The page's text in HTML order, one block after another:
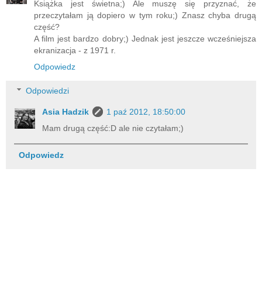
Książka jest świetna;) Ale muszę się przyznać, że
przeczytałam ją dopiero w tym roku;) Znasz chyba drugą
część?
A film jest bardzo dobry;) Jednak jest jeszcze wcześniejsza
ekranizacja - z 1971 r.
Odpowiedz
Odpowiedzi
Asia Hadzik
1 paź 2012, 18:50:00
Mam drugą część:D ale nie czytałam;)
Odpowiedz